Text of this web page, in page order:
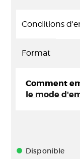
Conditions
Format
Comment
le mode
Disponible